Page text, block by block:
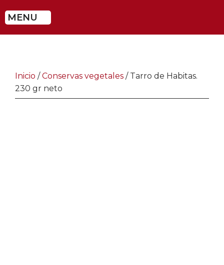
MENU
Inicio /Conservas vegetales / Tarro de Habitas.
230 gr neto